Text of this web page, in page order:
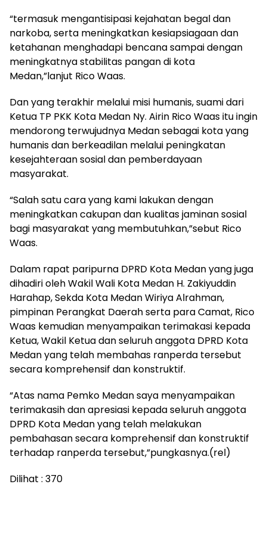
“termasuk mengantisipasi kejahatan begal dan
narkoba, serta meningkatkan kesiapsiagaan dan
ketahanan menghadapi bencana sampai dengan
meningkatnya stabilitas pangan di kota
Medan,”lanjut Rico Waas.
Dan yang terakhir melalui misi humanis, suami dari
Ketua TP PKK Kota Medan Ny. Airin Rico Waas itu ingin
mendorong terwujudnya Medan sebagai kota yang
humanis dan berkeadilan melalui peningkatan
kesejahteraan sosial dan pemberdayaan
masyarakat.
“Salah satu cara yang kami lakukan dengan
meningkatkan cakupan dan kualitas jaminan sosial
bagi masyarakat yang membutuhkan,”sebut Rico
Waas.
Dalam rapat paripurna DPRD Kota Medan yang juga
dihadiri oleh Wakil Wali Kota Medan H. Zakiyuddin
Harahap, Sekda Kota Medan Wiriya Alrahman,
pimpinan Perangkat Daerah serta para Camat, Rico
Waas kemudian menyampaikan terimakasi kepada
Ketua, Wakil Ketua dan seluruh anggota DPRD Kota
Medan yang telah membahas ranperda tersebut
secara komprehensif dan konstruktif.
“Atas nama Pemko Medan saya menyampaikan
terimakasih dan apresiasi kepada seluruh anggota
DPRD Kota Medan yang telah melakukan
pembahasan secara komprehensif dan konstruktif
terhadap ranperda tersebut,”pungkasnya.(rel)
Dilihat : 370